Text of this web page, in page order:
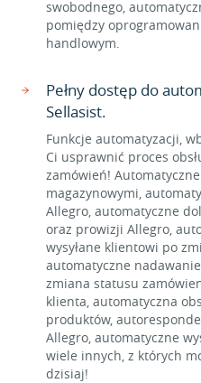
swobodnego,
pomiędzy
handlowym.
Pełny dostęp do
Sellasist.
Funkcje automatyzacji,
Ci usprawnić proces
zamówień!
magazynowymi,
Allegro, automatyczne
oraz prowizji Allegro,
wysyłane klientowi po
automatyczne
zmiana statusu
klienta, automatyczna
produktów,
Allegro, automatyczne
wiele innych, z których
dzisiaj!